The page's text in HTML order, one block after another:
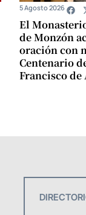
El
de Monzón
oración con
Centenario
Francisco de
5 Agosto 2026